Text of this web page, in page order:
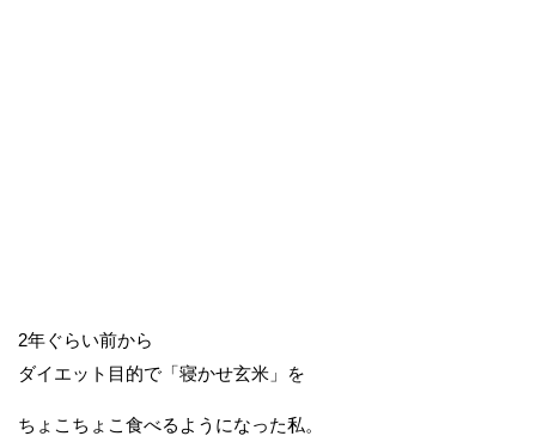
2年ぐらい前から
ダイエット目的で「寝かせ玄米」を
ちょこちょこ食べるようになった私。